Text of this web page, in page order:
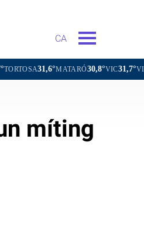
CA
MATARÓ30,8°VIC31,7°
míting